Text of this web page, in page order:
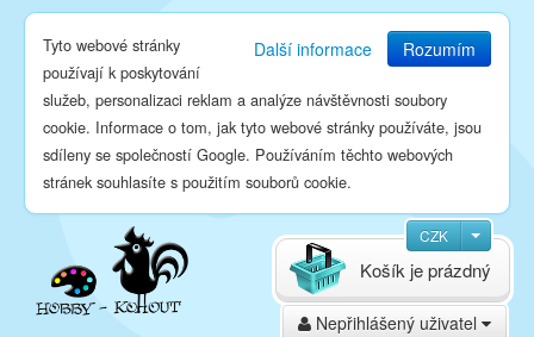
Další informace Rozumím
Tyto webové stránky
používají k poskytování
služeb, personalizaci reklam a analýze návštěvnosti soubory
cookie. Informace o tom, jak tyto webové stránky používáte, jsou
sdíleny se společností Google. Používáním těchto webových
stránek souhlasíte s použitím souborů cookie.
CZK
Nepřihlášený uživatel
Košík je prázdný